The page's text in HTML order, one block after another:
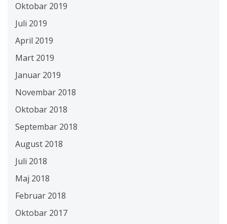
Oktobar 2019
Juli 2019
April 2019
Mart 2019
Januar 2019
Novembar 2018
Oktobar 2018
Septembar 2018
August 2018
Juli 2018
Maj 2018
Februar 2018
Oktobar 2017